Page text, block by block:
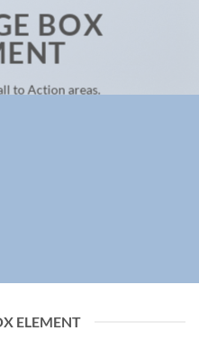
BOX
to Action areas.
ELEMENT